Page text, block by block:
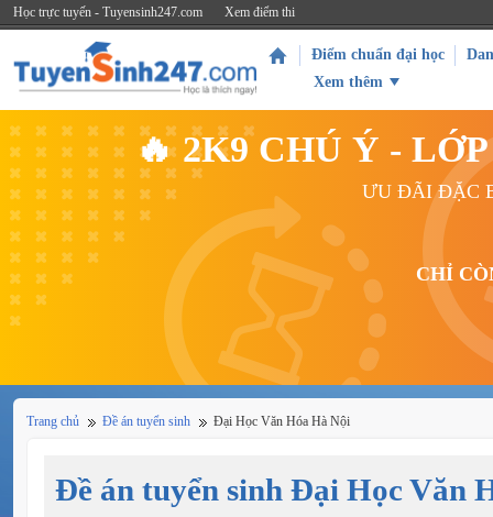
Học trực tuyến - Tuyensinh247.com Xem điểm thi
Điểm chuẩn đại học
Xem thêm
🔥 2K9 CHÚ Ý -
ƯU ĐÃI ĐẶC
CHỈ
Trang chủ Đề án tuyển sinh Đại Học Văn Hóa Hà Nội
Đề án tuyển sinh Đại Học Văn